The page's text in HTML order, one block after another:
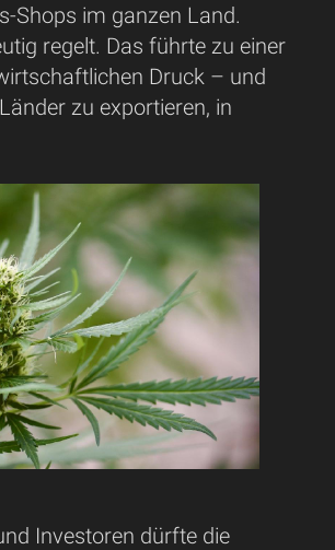
Shops im ganzen Land.
regelt. Das führte zu einer
Druck – und
zu exportieren, in
Investoren dürfte die